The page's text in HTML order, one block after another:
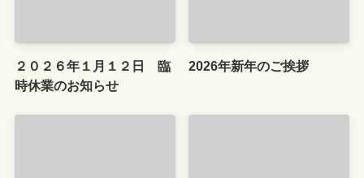
２０２６年１月１２日 臨
時休業のお知らせ
2026年新年のご挨拶